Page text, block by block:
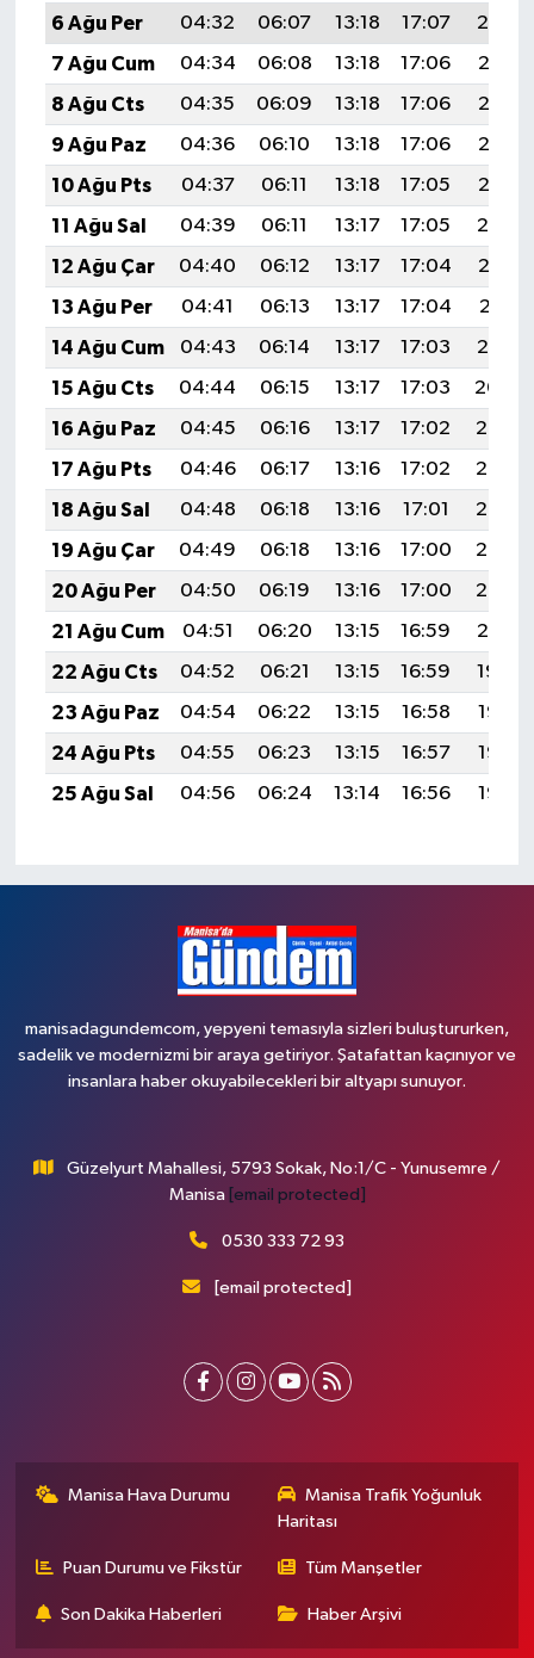
6 Ağu Per
04:32 06:07 13:18 17:07
20:19
7 Ağu Cum
04:34 06:08 13:18 17:06
20:18
8 Ağu Cts
04:35 06:09 13:18 17:06
20:17
9 Ağu Paz
04:36 06:10 13:18 17:06
20:16
10 Ağu Pts
04:37 06:11 13:18 17:05
20:15
11 Ağu Sal
04:39 06:11 13:17 17:05
20:14
12 Ağu Çar
04:40 06:12 13:17 17:04
20:12
13 Ağu Per
04:41 06:13 13:17 17:04
20:11
14 Ağu Cum
04:43 06:14 13:17 17:03
20:10
15 Ağu Cts
04:44 06:15 13:17 17:03
20:09
16 Ağu Paz
04:45 06:16 13:17 17:02
20:07
17 Ağu Pts
04:46 06:17 13:16 17:02
20:06
18 Ağu Sal
04:48 06:18 13:16 17:01
20:05
19 Ağu Çar
04:49 06:18 13:16 17:00
20:03
20 Ağu Per
04:50 06:19 13:16 17:00
20:02
21 Ağu Cum
04:51 06:20 13:15 16:59
20:01
22 Ağu Cts
04:52 06:21 13:15 16:59
19:59
23 Ağu Paz
04:54 06:22 13:15 16:58
19:58
24 Ağu Pts
04:55 06:23 13:15 16:57
19:57
25 Ağu Sal
04:56 06:24 13:14 16:56 19:55
manisadagundemcom, yepyeni temasıyla sizleri buluştururken,
sadelik ve modernizmi bir araya getiriyor. Şatafattan kaçınıyor ve
insanlara haber okuyabilecekleri bir altyapı sunuyor.
Güzelyurt Mahallesi, 5793 Sokak, No:1/C - Yunusemre /
Manisa [email protected]
0530 333 72 93
[email protected]
Manisa Hava Durumu
Manisa Trafik Yoğunluk
Haritası
Puan Durumu ve Fikstür Tüm Manşetler
Son Dakika Haberleri Haber Arşivi